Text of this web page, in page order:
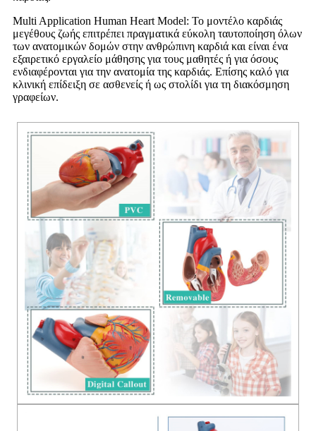
Multi Application Human Heart Model: Το μοντέλο καρδιάς
μεγέθους ζωής επιτρέπει πραγματικά εύκολη ταυτοποίηση όλων
των ανατομικών δομών στην ανθρώπινη καρδιά και είναι ένα
εξαιρετικό εργαλείο μάθησης για τους μαθητές ή για όσους
ενδιαφέρονται για την ανατομία της καρδιάς. Επίσης καλό για
κλινική επίδειξη σε ασθενείς ή ως στολίδι για τη διακόσμηση
γραφείων.